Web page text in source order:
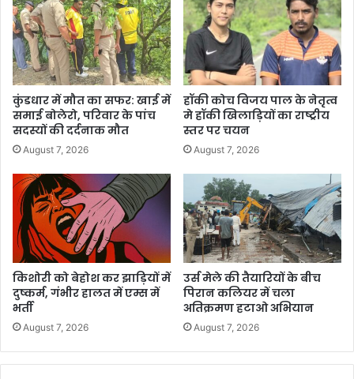
कुंडधार में मौत का सफर: खाई में
समाई बोलेरो, परिवार के पांच
सदस्यों की दर्दनाक मौत
August 7, 2026
हॉकी कोच विजय पाल के नेतृत्व
मे हॉकी खिलाड़ियों का राष्ट्रीय
स्तर पर चयन
August 7, 2026
किशोरी को बेहोश कर झाड़ियों में
दुष्कर्म, गंभीर हालत में एम्स में
भर्ती
August 7, 2026
उर्स मेले की तैयारियों के बीच
पिरान कलियर में चला
अतिक्रमण हटाओ अभियान
August 7, 2026